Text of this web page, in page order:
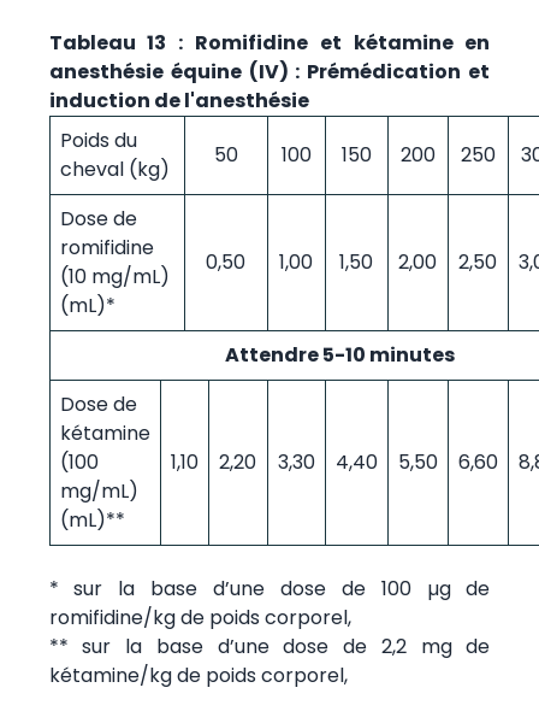
Tableau 13 : Romifidine et kétamine en
anesthésie équine (IV) : Prémédication et
induction de l'anesthésie
Poids du
cheval (kg)
50 100 150 200 250
Dose de
romifidine
(10 mg/mL)
(mL)*
0,50 1,00 1,50 2,00 2,50
Attendre 5-10 minutes
Dose de
kétamine
(100
mg/mL)
(mL)**
1,10 2,20 3,30 4,40 5,50 6,60
* sur la base d’une dose de 100 µg de
romifidine/kg de poids corporel,
** sur la base d’une dose de 2,2 mg de
kétamine/kg de poids corporel,